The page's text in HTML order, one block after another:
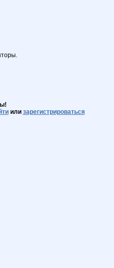
или зарегистрироваться